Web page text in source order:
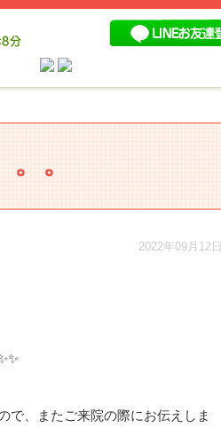
。
2022年09月12日
で、またご来院の際にお伝えしま